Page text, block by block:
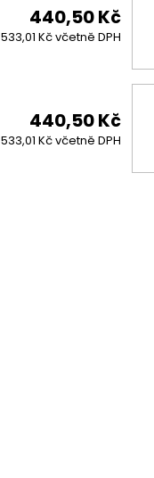
440,50 Kč
533,01 Kč včetně DPH
440,50 Kč
533,01 Kč včetně DPH